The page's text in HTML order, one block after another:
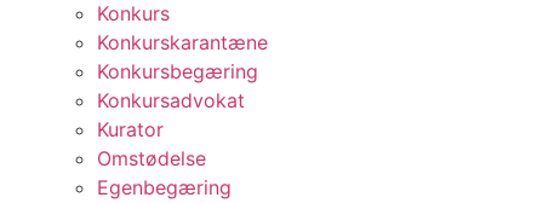
Konkurs
Konkurskarantæne
Konkursbegæring
Konkursadvokat
Kurator
Omstødelse
Egenbegæring